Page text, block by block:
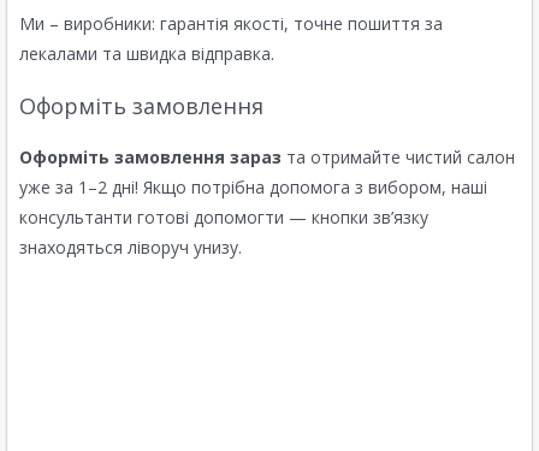
Ми – виробники: гарантія якості, точне пошиття за
лекалами та швидка відправка.
Оформіть замовлення
Оформіть замовлення зараз та отримайте чистий салон
уже за 1–2 дні! Якщо потрібна допомога з вибором, наші
консультанти готові допомогти — кнопки зв’язку
знаходяться ліворуч унизу.